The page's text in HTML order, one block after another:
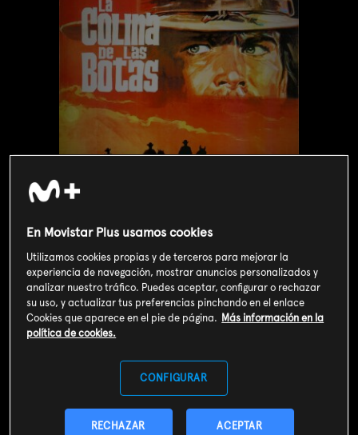
Valoración de usuarios
En Movistar Plus usamos cookies
Utilizamos cookies propias y de terceros para mejorar la
experiencia de navegación, mostrar anuncios personalizados y
analizar nuestro tráfico. Puedes aceptar, configurar o rechazar
su uso, y actualizar tus preferencias pinchando en el enlace
Cookies que aparece en el pie de página. Más información en la
política de cookies.
CONFIGURAR
RECHAZAR ACEPTAR